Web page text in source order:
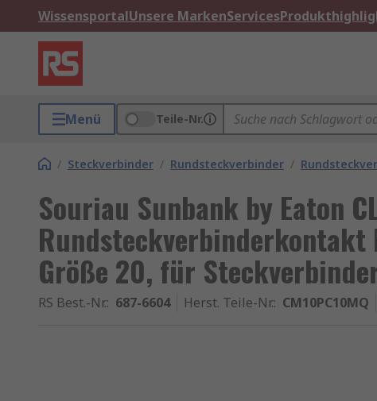
WissensportalUnsere MarkenServices
Menü Teile-Nr.
/ Steckverbinder / Rundsteckverbinder /
Souriau Sunbank by Eaton
Rundsteckverbinderkontakt
Größe 20, für
RS Best.-Nr.: 687-6604 Herst. Teile-Nr.: CM10PC10MQ